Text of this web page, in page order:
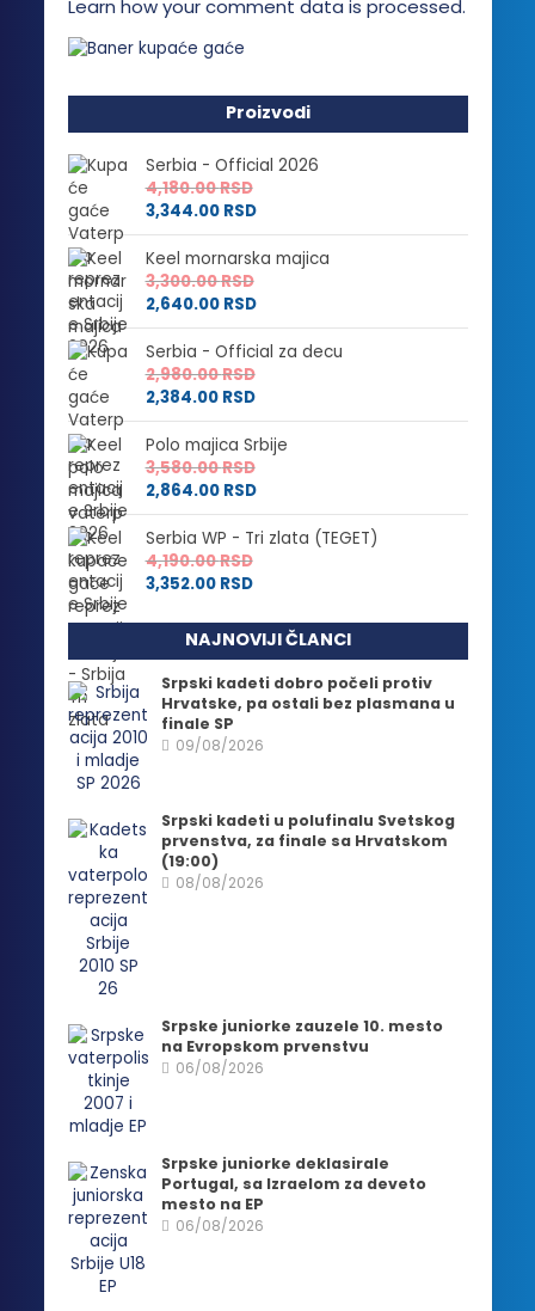
Learn how your comment data is processed.
Proizvodi
Serbia - Official 2026
4,180.00RSD
3,344.00 RSD
Keel mornarska majica
3,300.00RSD
2,640.00 RSD
Serbia - Official za decu
2,980.00RSD
2,384.00 RSD
Polo majica Srbije
3,580.00RSD
2,864.00 RSD
Serbia WP - Tri zlata (TEGET)
4,190.00RSD
3,352.00 RSD
NAJNOVIJI ČLANCI
Srpski kadeti dobro počeli protiv
Hrvatske, pa ostali bez plasmana u
finale SP
09/08/2026
Srpski kadeti u polufinalu Svetskog
prvenstva, za finale sa Hrvatskom
(19:00)
08/08/2026
Srpske juniorke zauzele 10. mesto
na Evropskom prvenstvu
06/08/2026
Srpske juniorke deklasirale
Portugal, sa Izraelom za deveto
mesto na EP
06/08/2026